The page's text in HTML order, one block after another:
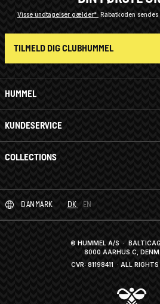
HUMMEL
KUNDESERVICE
COLLECTIONS
Visse undtagelser gælder* Rabatkoden
TILMELD DIG CLUBHUMMEL
DANMARK DK EN
© HUMMEL A/S ·
8000 AARHUS C,
CVR: 81198411 · ALL RIGHTS